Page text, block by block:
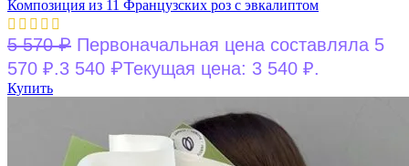
Композиция из 11 Французских роз с эвкалиптом
5 570₽ Первоначальная цена составляла 5
570 ₽.3 540 ₽Текущая цена: 3 540 ₽.
Купить